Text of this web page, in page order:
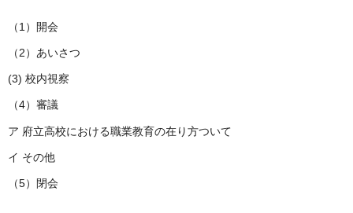
（1）開会
（2）あいさつ
(3) 校内視察
（4）審議
ア 府立高校における職業教育の在り方ついて
イ その他
（5）閉会